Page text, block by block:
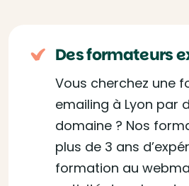
Des formateurs
Vous cherchez une
emailing à Lyon par
domaine ? Nos
plus de 3 ans
formation au